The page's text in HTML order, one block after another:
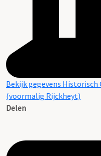
Bekijk gegevens
(voormalig Rijckheyt)
Delen